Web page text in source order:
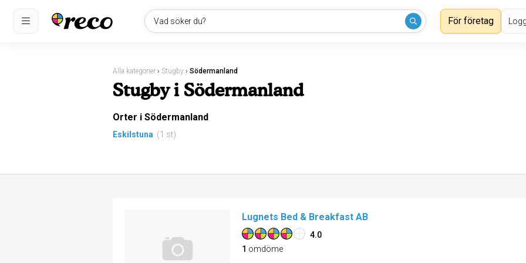
Vad söker du? För företag
Alla kategorier › Stugby › Södermanland
Stugby i Södermanland
Orter i Södermanland
Eskilstuna (1 st)
Lugnets Bed & Breakfast AB
4.0
1 omdöme